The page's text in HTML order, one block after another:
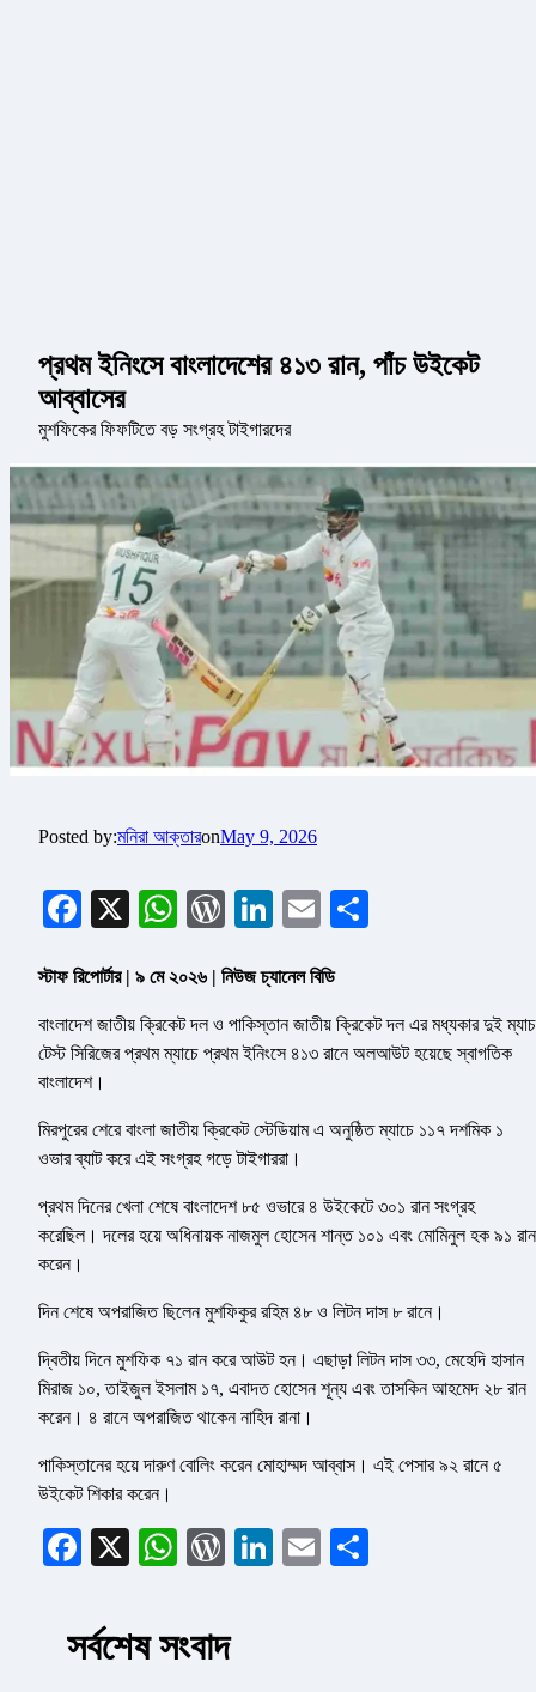
প্রথম ইনিংসে বাংলাদেশের ৪১৩ রান, পাঁচ উইকেট
আব্বাসের
মুশফিকের ফিফটিতে বড় সংগ্রহ টাইগারদের
Posted by:মনিরা আক্তারonMay 9, 2026
Facebook
X WhatsApp
WordPress
LinkedIn
Email
স্টাফ রিপোর্টার | ৯ মে ২০২৬ | নিউজ চ্যানেল বিডি
বাংলাদেশ জাতীয় ক্রিকেট দল ও পাকিস্তান জাতীয় ক্রিকেট দল এর মধ্যকার দুই ম্যাচ
টেস্ট সিরিজের প্রথম ম্যাচে প্রথম ইনিংসে ৪১৩ রানে অলআউট হয়েছে স্বাগতিক
বাংলাদেশ।
মিরপুরের শেরে বাংলা জাতীয় ক্রিকেট স্টেডিয়াম এ অনুষ্ঠিত ম্যাচে ১১৭ দশমিক ১
ওভার ব্যাট করে এই সংগ্রহ গড়ে টাইগাররা।
প্রথম দিনের খেলা শেষে বাংলাদেশ ৮৫ ওভারে ৪ উইকেটে ৩০১ রান সংগ্রহ
করেছিল। দলের হয়ে অধিনায়ক নাজমুল হোসেন শান্ত ১০১ এবং মোমিনুল হক ৯১ রান
করেন।
দিন শেষে অপরাজিত ছিলেন মুশফিকুর রহিম ৪৮ ও লিটন দাস ৮ রানে।
দ্বিতীয় দিনে মুশফিক ৭১ রান করে আউট হন। এছাড়া লিটন দাস ৩৩, মেহেদি হাসান
মিরাজ ১০, তাইজুল ইসলাম ১৭, এবাদত হোসেন শূন্য এবং তাসকিন আহমেদ ২৮ রান
করেন। ৪ রানে অপরাজিত থাকেন নাহিদ রানা।
পাকিস্তানের হয়ে দারুণ বোলিং করেন মোহাম্মদ আব্বাস। এই পেসার ৯২ রানে ৫
উইকেট শিকার করেন।
Facebook
X WhatsApp
WordPress
LinkedIn
Email
সর্বশেষ সংবাদ